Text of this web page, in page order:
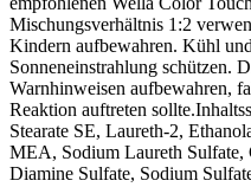
Mischungsverhältnis 1:2
Kindern aufbewahren. Kühl
Sonneneinstrahlung schützen.
Warnhinweisen aufbewahren,
Reaktion auftreten
Stearate SE, Laureth-2,
MEA, Sodium Laureth Sulfate,
Diamine Sulfate, Sodium